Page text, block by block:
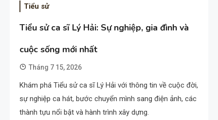
Tiểu sử
Tiểu sử ca sĩ Lý Hải: Sự nghiệp, gia đình và
cuộc sống mới nhất
Tháng 7 15, 2026
Khám phá Tiểu sử ca sĩ Lý Hải với thông tin về cuộc đời,
sự nghiệp ca hát, bước chuyển mình sang điện ảnh, các
thành tựu nổi bật và hành trình xây dựng.